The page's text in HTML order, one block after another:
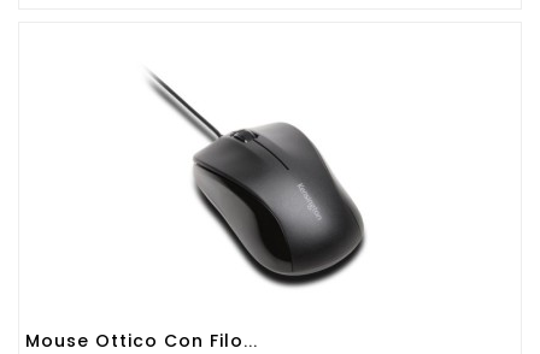
Mouse Ottico Con Filo...